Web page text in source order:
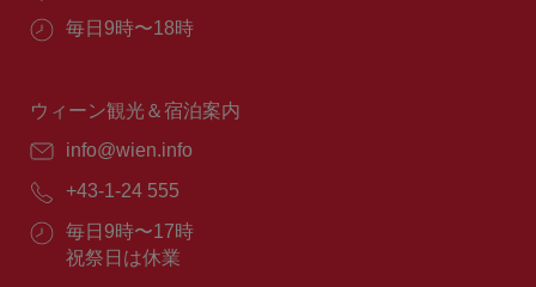
営
間：
毎日9時〜18時
ウィーン観光＆宿泊案内
E
ー
ル：
info@wien.info
電
番
号：
+43-1-24 555
営
業
毎日9時〜17時
祝祭日は休業